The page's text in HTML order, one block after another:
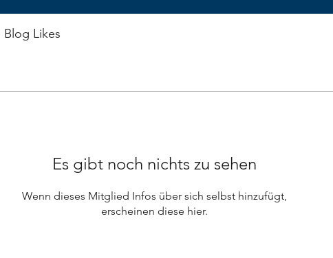
Es gibt noch nichts zu sehen
Wenn dieses Mitglied Infos über sich selbst hinzufügt,
erscheinen diese hier.
Blog Likes